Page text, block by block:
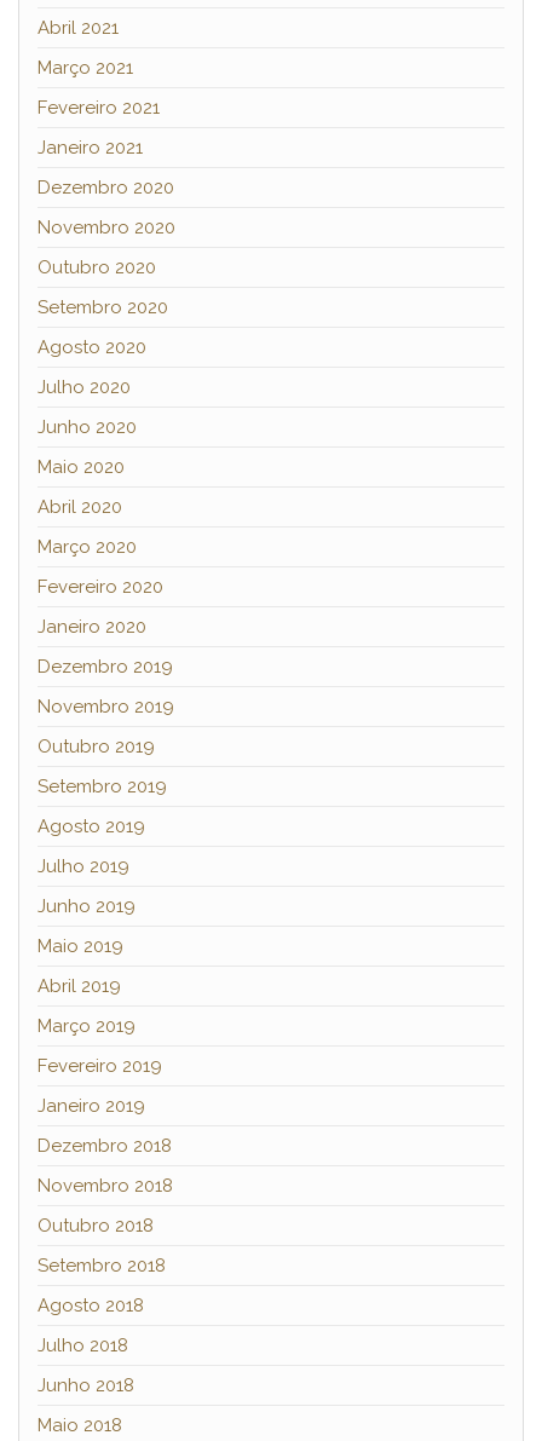
Abril 2021
Março 2021
Fevereiro 2021
Janeiro 2021
Dezembro 2020
Novembro 2020
Outubro 2020
Setembro 2020
Agosto 2020
Julho 2020
Junho 2020
Maio 2020
Abril 2020
Março 2020
Fevereiro 2020
Janeiro 2020
Dezembro 2019
Novembro 2019
Outubro 2019
Setembro 2019
Agosto 2019
Julho 2019
Junho 2019
Maio 2019
Abril 2019
Março 2019
Fevereiro 2019
Janeiro 2019
Dezembro 2018
Novembro 2018
Outubro 2018
Setembro 2018
Agosto 2018
Julho 2018
Junho 2018
Maio 2018